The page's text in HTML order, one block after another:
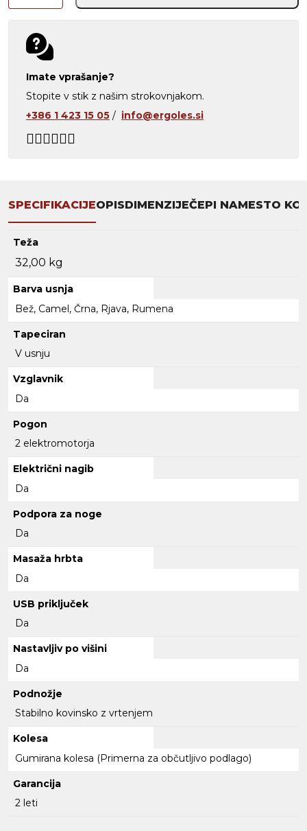
Imate vprašanje?
Stopite v stik z našim strokovnjakom.
+386 1 423 15 05 / info@ergoles.si
SPECIFIKACIJEOPISDIMENZIJEČEPI NAMESTO
Teža
32,00 kg
Barva usnja
Bež, Camel, Črna, Rjava, Rumena
Tapeciran
V usnju
Vzglavnik
Da
Pogon
2 elektromotorja
Električni nagib
Da
Podpora za noge
Da
Masaža hrbta
Da
USB priključek
Da
Nastavljiv po višini
Da
Podnožje
Stabilno kovinsko z vrtenjem
Kolesa
Gumirana kolesa (Primerna za občutljivo podlago)
Garancija
2 leti